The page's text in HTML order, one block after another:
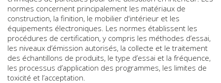
normes concernent principalement les matériaux de
construction, la finition, le mobilier d'intérieur et les
équipements électroniques. Les normes établissent les
procédures de certification, y compris les méthodes d’essai,
les niveaux d’émission autorisés, la collecte et le traitement
des échantillons de produits, le type d’essai et la fréquence,
les processus d’application des programmes, les limites de
toxicité et l’acceptation.